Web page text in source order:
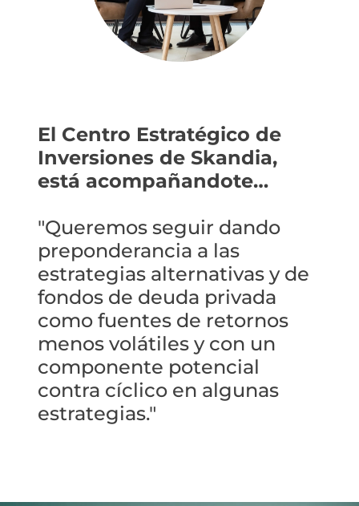
El Centro Estratégico de
Inversiones de Skandia,
está acompañandote…
"Queremos seguir dando
preponderancia a las
estrategias alternativas y de
fondos de deuda privada
como fuentes de retornos
menos volátiles y con un
componente potencial
contra cíclico en algunas
estrategias."